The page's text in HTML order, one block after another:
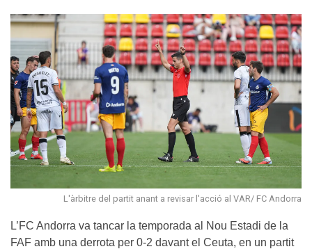
L'àrbitre del partit anant a revisar l'acció al VAR/ FC Andorra
L’FC Andorra va tancar la temporada al Nou Estadi de la
FAF amb una derrota per 0-2 davant el Ceuta, en un partit